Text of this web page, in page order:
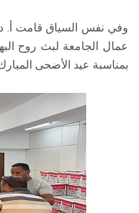
وفي نفس السياق قامت أ.
عمال الجامعة لبث روح
بمناسبة عيد الأضحى